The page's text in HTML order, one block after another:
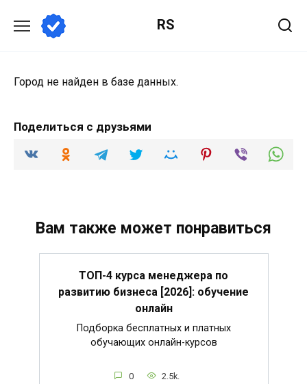
содержанию
RS
Город не найден в базе данных.
Поделиться с друзьями
Вам также может понравиться
ТОП-4 курса менеджера по
развитию бизнеса [2026]: обучение
онлайн
Подборка бесплатных и платных
обучающих онлайн-курсов
0 2.5k.